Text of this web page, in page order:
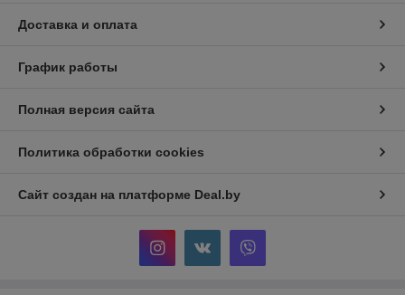
Доставка и оплата
График работы
Полная версия сайта
Политика обработки cookies
Сайт создан на платформе Deal.by